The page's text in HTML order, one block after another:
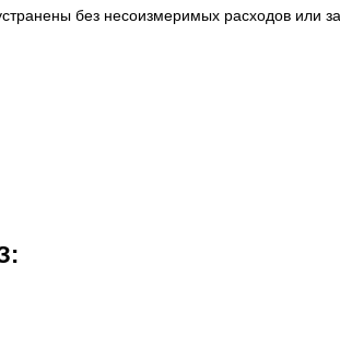
без несоизмеримых расходов или